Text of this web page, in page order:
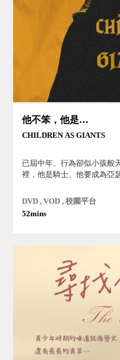
他不笨，他是我哥哥
CHILDREN AS GIANTS
已屆中年、行為卻似小孩般
裡，他是騎士、他要成為亞
DVD , VOD , 校園平台
52mins